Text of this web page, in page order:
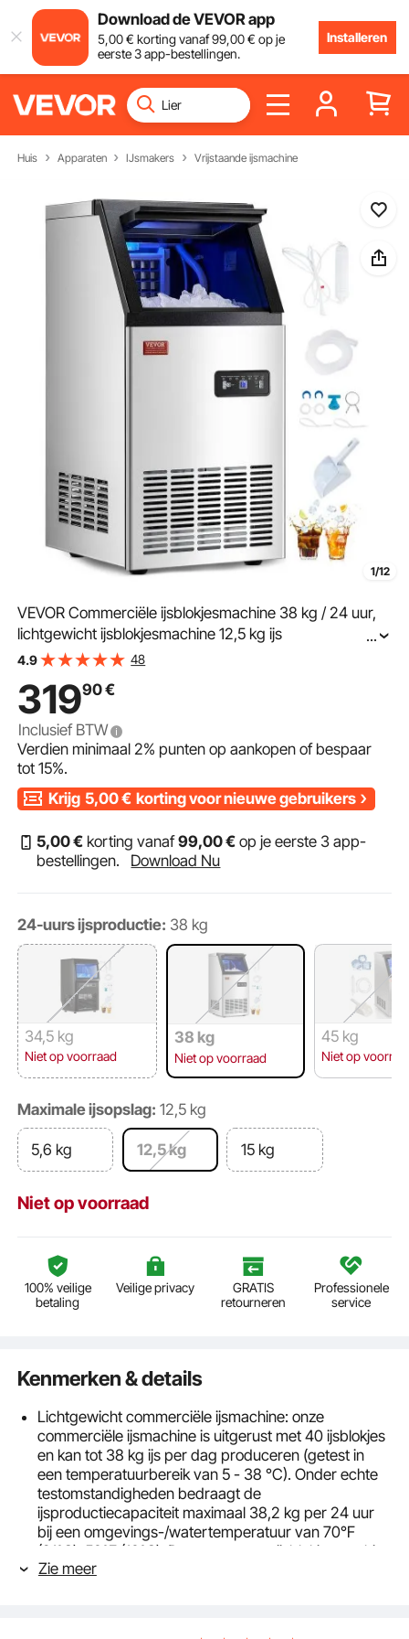
Download de VEVOR app
5,00€ korting vanaf99,00€ op je
eerste 3 app-bestellingen.
Installeren
Huis Apparaten IJsmakers Vrijstaande ijsmachine
1/12
VEVOR Commerciële ijsblokjesmachine 38 kg / 24 uur,
lichtgewicht ijsblokjesmachine 12,5 kg ijs
Opslagcapaciteit 40 stuks ijsblokjes, roestvrijstalen
...
4.9 48
31990€
Inclusief BTW
Verdien minimaal2% punten op aankopen of bespaar
tot15%.
Krijg 5,00€ korting voor nieuwe gebruikers
5,00€ korting vanaf99,00€ op je eerste 3 app-
bestellingen.
Download Nu
24-uurs ijsproductie: 38 kg
34,5 kg
Niet op voorraad
38 kg
Niet op voorraad
45 kg
Niet op
Maximale ijsopslag: 12,5 kg
5,6 kg 12,5 kg 15 kg
Niet op voorraad
100% veilige
betaling
Veilige privacy
GRATIS
retourneren
Professionele
service
Kenmerken & details
Lichtgewicht commerciële ijsmachine: onze
commerciële ijsmachine is uitgerust met 40 ijsblokjes
en kan tot 38 kg ijs per dag produceren (getest in
een temperatuurbereik van 5 - 38 °C). Onder echte
testomstandigheden bedraagt ​​de
ijsproductiecapaciteit maximaal 38,2 kg per 24 uur
bij een omgevings-/watertemperatuur van 70℉
(21℃), 50℉ (10℃). Deze compacte ijsblokjesmachine
heeft een royale opslagcapaciteit van 12,5 kg en past
Zie meer